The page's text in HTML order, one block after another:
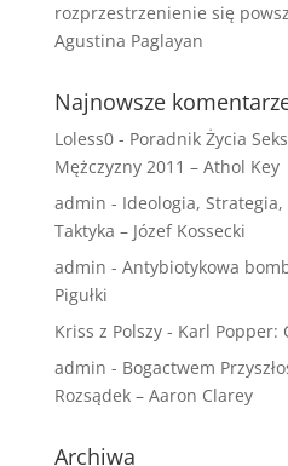
rozprzestrzenienie się
Agustina Paglayan
Najnowsze
Loless0- Poradnik Życia
Mężczyzny 2011 – Athol Key
admin - Ideologia,
Taktyka – Józef Kossecki
admin - Antybiotykowa
Pigułki
Kriss z Polszy- Karl Popper:
admin - Bogactwem
Rozsądek – Aaron Clarey
Archiwa